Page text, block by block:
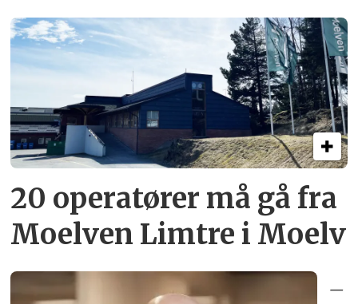
20 operatører må gå fra
Moelven Limtre i Moelv
–